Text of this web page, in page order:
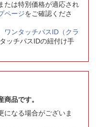
たは特別価格が適応され
ページをご確認くださ
ワンタッチパスID（クラ
ッチパスIDの紐付け手
品です。
になる場合がございま